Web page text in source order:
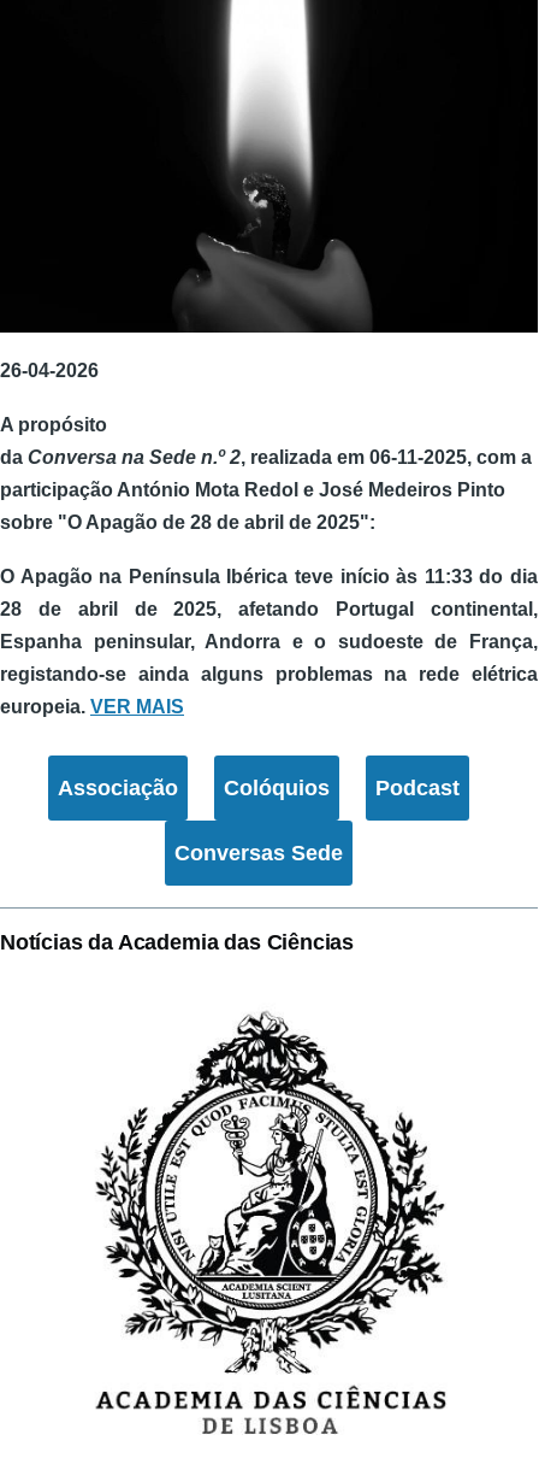
26-04-2026
A propósito
da Conversa na Sede n.º 2, realizada em 06-11-2025, com a
participação António Mota Redol e José Medeiros Pinto
sobre "O Apagão de 28 de abril de 2025":
O Apagão na Península Ibérica teve início às 11:33 do dia
28 de abril de 2025, afetando Portugal continental,
Espanha peninsular, Andorra e o sudoeste de França,
registando-se ainda alguns problemas na rede elétrica
europeia. VER MAIS
Associação Colóquios Podcast
Conversas Sede
Notícias da Academia das Ciências